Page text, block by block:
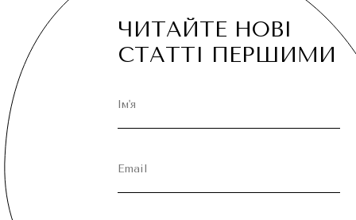
ЧИТАЙТЕ НОВІ
СТАТТІ ПЕРШИМИ